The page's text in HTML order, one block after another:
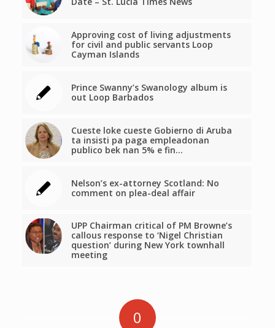
Approving cost of living adjustments
for civil and public servants Loop
Cayman Islands
Prince Swanny’s Swanology album is
out Loop Barbados
Cueste loke cueste Gobierno di Aruba
ta insisti pa paga empleadonan
publico bek nan 5% e fin…
Nelson’s ex-attorney Scotland: No
comment on plea-deal affair
UPP Chairman critical of PM Browne’s
callous response to ‘Nigel Christian
question’ during New York townhall
meeting
0